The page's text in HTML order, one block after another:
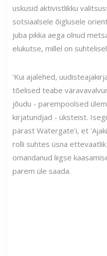
uskusid aktivistlikku
sotsiaalsele õiglusele
juba pikka aega olnud
elukutse, millel on
'Kui ajalehed,
tõelised teabe
jõudu - parempoolsed
kirjatundjad - üksteist.
pärast Watergate'i, et
rolli suhtes üsna
omandanud liigse
parem üle saada.